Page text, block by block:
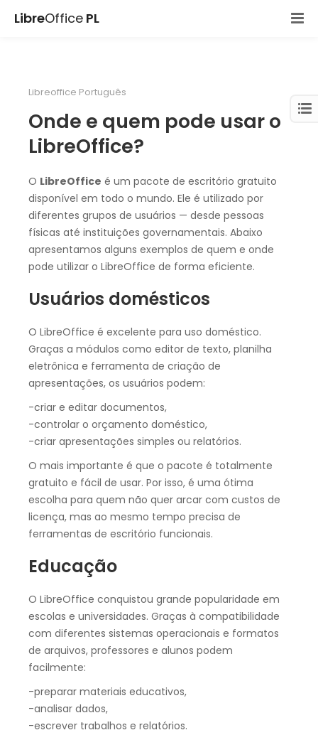
LibreOffice PL
Libreoffice Português
Onde e quem pode usar o
LibreOffice?
O LibreOffice é um pacote de escritório gratuito
disponível em todo o mundo. Ele é utilizado por
diferentes grupos de usuários — desde pessoas
físicas até instituições governamentais. Abaixo
apresentamos alguns exemplos de quem e onde
pode utilizar o LibreOffice de forma eficiente.
Usuários domésticos
O LibreOffice é excelente para uso doméstico.
Graças a módulos como editor de texto, planilha
eletrônica e ferramenta de criação de
apresentações, os usuários podem:
-criar e editar documentos,
-controlar o orçamento doméstico,
-criar apresentações simples ou relatórios.
O mais importante é que o pacote é totalmente
gratuito e fácil de usar. Por isso, é uma ótima
escolha para quem não quer arcar com custos de
licença, mas ao mesmo tempo precisa de
ferramentas de escritório funcionais.
Educação
O LibreOffice conquistou grande popularidade em
escolas e universidades. Graças à compatibilidade
com diferentes sistemas operacionais e formatos
de arquivos, professores e alunos podem
facilmente:
-preparar materiais educativos,
-analisar dados,
-escrever trabalhos e relatórios.